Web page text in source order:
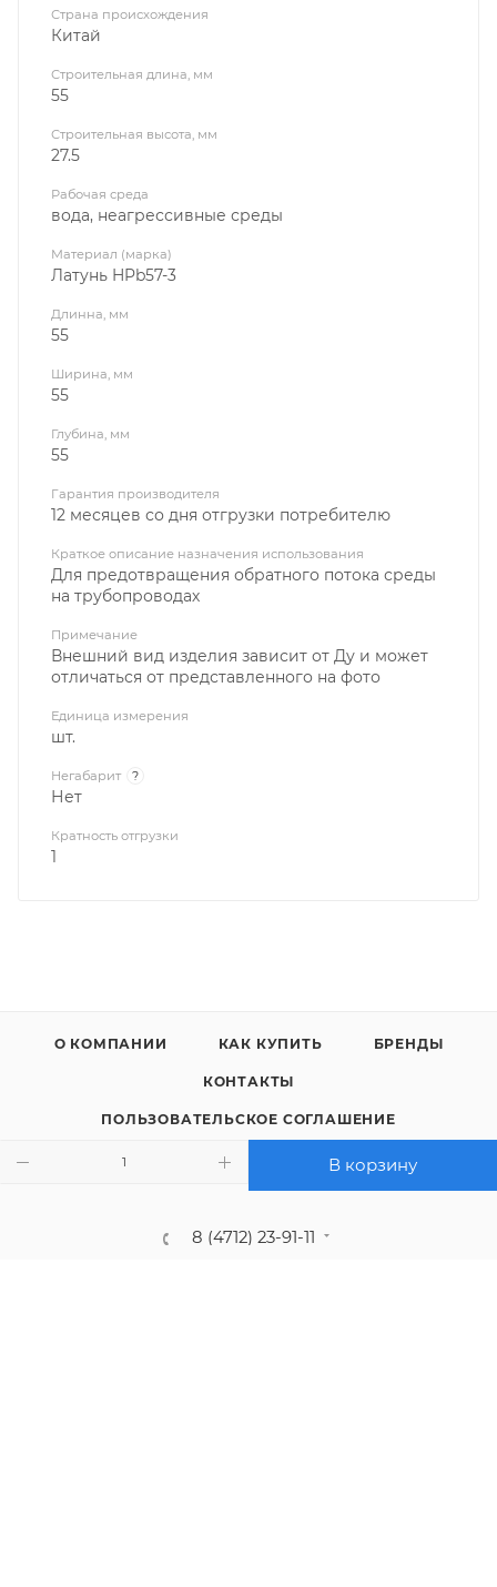
В корзину
Страна происхождения
Китай
Строительная длина, мм
55
Строительная высота, мм
27.5
Рабочая среда
вода, неагрессивные среды
Материал (марка)
Латунь HPb57-3
Длинна, мм
55
Ширина, мм
55
Глубина, мм
55
Гарантия производителя
12 месяцев со дня отгрузки потребителю
Краткое описание назначения использования
Для предотвращения обратного потока среды
на трубопроводах
Примечание
Внешний вид изделия зависит от Ду и может
отличаться от представленного на фото
Единица измерения
шт.
Негабарит ?
Нет
Кратность отгрузки
1
О КОМПАНИИ КАК КУПИТЬ БРЕНДЫ
КОНТАКТЫ
ПОЛЬЗОВАТЕЛЬСКОЕ СОГЛАШЕНИЕ
ПОЛИТИКА КОНФИДЕНЦИАЛЬНОСТИ
8 (4712) 23-91-11